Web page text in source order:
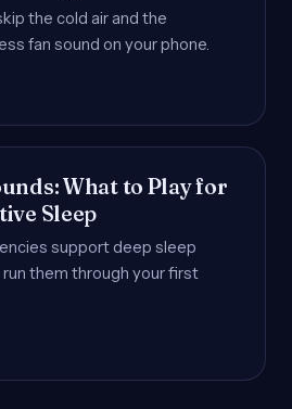
the cold air and the
fan sound on your phone.
What to Play for
Sleep
support deep sleep
them through your first